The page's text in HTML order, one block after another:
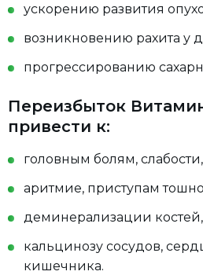
ускорению развития
возникновению рахита у
прогрессированию
Переизбыток
привести к:
головным болям,
аритмие, приступам
деминерализации
кальцинозу сосудов,
кишечника.